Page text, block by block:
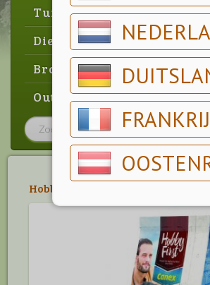
Tuin
Dier
Brood & gebak
Outlet
Hobby First / Canex